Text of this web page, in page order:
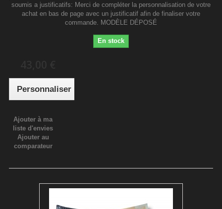
soumis a justificatifs: Merci de compléter la personnalisation de votre
achat en bas de page avec un justificatif afin de finaliser votre
commande. MODÈLE DÉPOSÉ
En stock
Personnaliser
Ajouter à ma
liste d'envies
Ajouter au
comparateur